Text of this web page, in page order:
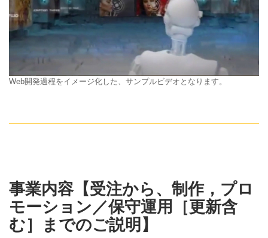
Web開発過程をイメージ化した、サンプルビデオとなります。
事業内容【受注から、制作，プロ
モーション／保守運用［更新含
む］までのご説明】